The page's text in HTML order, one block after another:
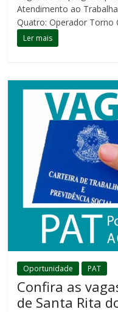
Atendimento ao
Quatro: Operador Torno
Ler mais
Oportunidade PAT
Confira as
de Santa Rita